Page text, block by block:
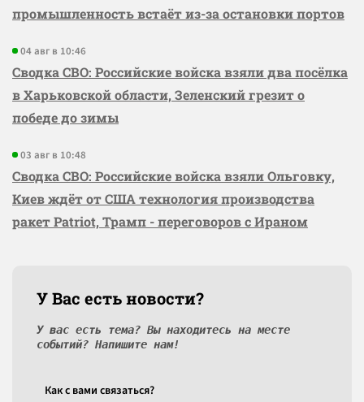
промышленность встаёт из-за остановки портов
04 авг в 10:46
Сводка СВО: Российские войска взяли два посёлка
в Харьковской области, Зеленский грезит о
победе до зимы
03 авг в 10:48
Сводка СВО: Российские войска взяли Ольговку,
Киев ждёт от США технология производства
ракет Patriot, Трамп - переговоров с Ираном
У Вас есть новости?
У вас есть тема? Вы находитесь на месте
событий? Напишите нам!
Как c вами связаться?